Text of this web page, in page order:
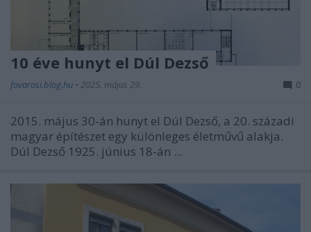
10 éve hunyt el Dúl Dezső
fovarosi.blog.hu • 2025. május 29. 0
2015. május 30-án hunyt el Dúl Dezső, a 20. századi
magyar építészet egy különleges életművű alakja.
Dúl Dezső 1925. június 18-án ...